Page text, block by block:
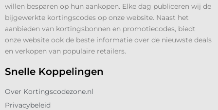
willen besparen op hun aankopen. Elke dag publiceren wij de
bijgewerkte kortingscodes op onze website. Naast het
aanbieden van kortingsbonnen en promotiecodes, biedt
onze website ook de beste informatie over de nieuwste deals
en verkopen van populaire retailers.
Snelle Koppelingen
Over Kortingscodezone.nl
Privacybeleid